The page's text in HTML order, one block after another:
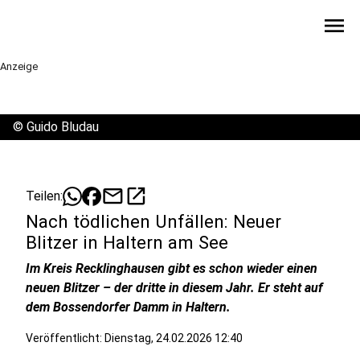
menu
Anzeige
© Guido Bludau
Teilen: mailopen_in_new
Nach tödlichen Unfällen: Neuer
Blitzer in Haltern am See
Im Kreis Recklinghausen gibt es schon wieder einen
neuen Blitzer – der dritte in diesem Jahr. Er steht auf
dem Bossendorfer Damm in Haltern.
Veröffentlicht: Dienstag, 24.02.2026 12:40